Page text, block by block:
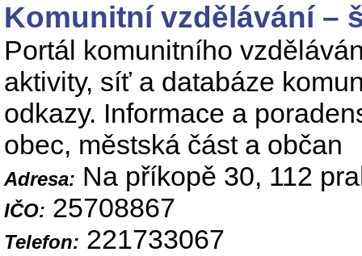
Komunitní vzdělávání –
Portál komunitního
aktivity, síť a databáze
odkazy. Informace a
obec, městská část a občan
Adresa: Na příkopě 30, 112
IČO: 25708867
Telefon: 221733067